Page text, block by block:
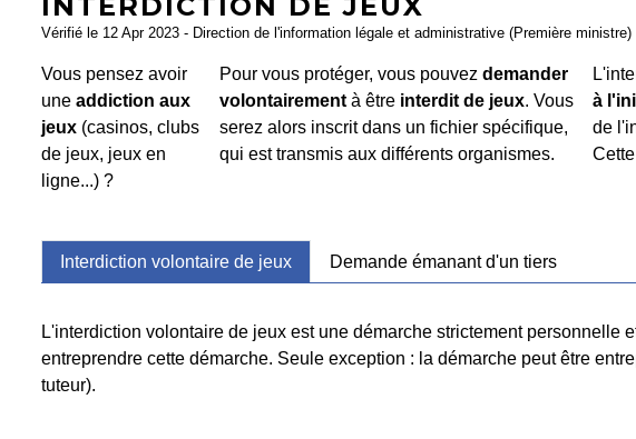
Vérifié le 12 Apr 2023 - Direction de l'information légale et administrative (Première ministre)
Vous pensez avoir
une addiction aux
jeux(casinos, clubs
de jeux, jeux en
ligne...) ?
Pour vous protéger, vous pouvez demander
volontairementà être interdit de jeux. Vous
serez alors inscrit dans un fichier spécifique,
qui est transmis aux différents organismes.
à
de
Interdiction volontaire de jeux Demande émanant d'un tiers
L'interdiction volontaire de jeux est une démarche strictement personnelle
entreprendre cette démarche. Seule exception : la démarche peut être
tuteur).